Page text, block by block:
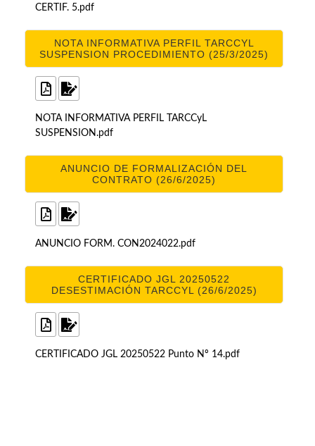
CERTIF. 5.pdf
NOTA INFORMATIVA PERFIL TARCCYL
SUSPENSION PROCEDIMIENTO (25/3/2025)
NOTA INFORMATIVA PERFIL TARCCyL
SUSPENSION.pdf
ANUNCIO DE FORMALIZACIÓN DEL
CONTRATO (26/6/2025)
ANUNCIO FORM. CON2024022.pdf
CERTIFICADO JGL 20250522
DESESTIMACIÓN TARCCYL (26/6/2025)
CERTIFICADO JGL 20250522 Punto Nº 14.pdf